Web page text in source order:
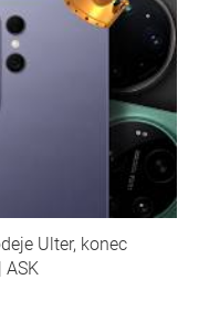
Ulter, konec